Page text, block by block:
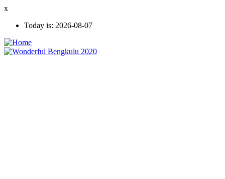
Skip
main
x
Today is: 2026-08-07